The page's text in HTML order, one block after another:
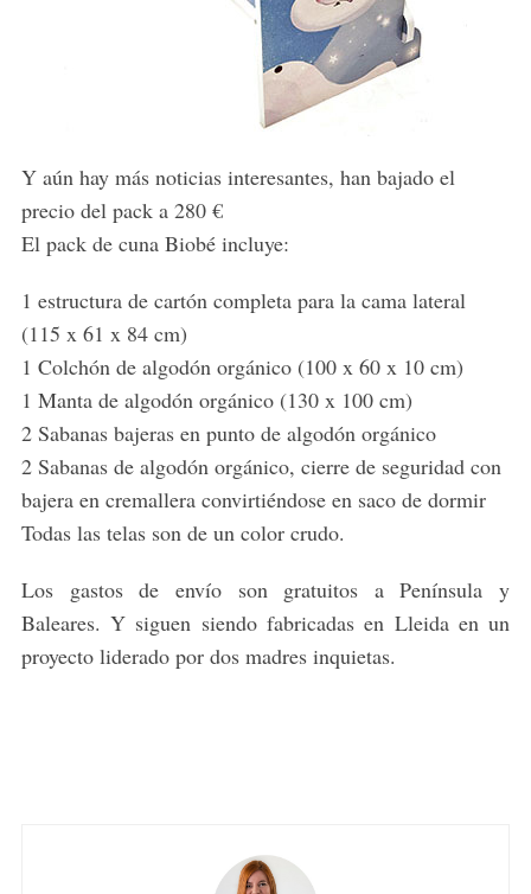
Y aún hay más noticias interesantes, han bajado el
precio del pack a 280 €
El pack de cuna Biobé incluye:
1 estructura de cartón completa para la cama lateral
(115 x 61 x 84 cm)
1 Colchón de algodón orgánico (100 x 60 x 10 cm)
1 Manta de algodón orgánico (130 x 100 cm)
2 Sabanas bajeras en punto de algodón orgánico
2 Sabanas de algodón orgánico, cierre de seguridad con
bajera en cremallera convirtiéndose en saco de dormir
Todas las telas son de un color crudo.
Los gastos de envío son gratuitos a Península y
Baleares. Y siguen siendo fabricadas en Lleida en un
proyecto liderado por dos madres inquietas.